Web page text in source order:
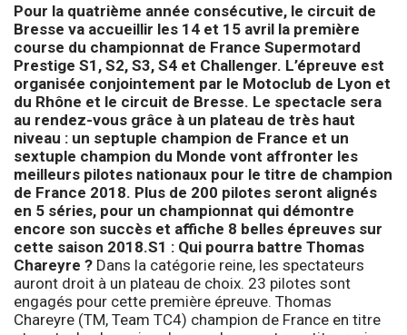
Pour la quatrième année consécutive, le circuit de
Bresse va accueillir les 14 et 15 avril la première
course du championnat de France Supermotard
Prestige S1, S2, S3, S4 et Challenger. L’épreuve est
organisée conjointement par le Motoclub de Lyon et
du Rhône et le circuit de Bresse. Le spectacle sera
au rendez-vous grâce à un plateau de très haut
niveau : un septuple champion de France et un
sextuple champion du Monde vont affronter les
meilleurs pilotes nationaux pour le titre de champion
de France 2018. Plus de 200 pilotes seront alignés
en 5 séries, pour un championnat qui démontre
encore son succès et affiche 8 belles épreuves sur
cette saison 2018.S1 : Qui pourra battre Thomas
Chareyre ? Dans la catégorie reine, les spectateurs
auront droit à un plateau de choix. 23 pilotes sont
engagés pour cette première épreuve. Thomas
Chareyre (TM, Team TC4) champion de France en titre